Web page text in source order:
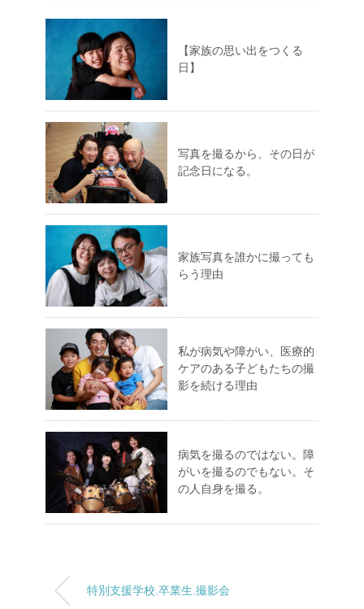
【家族の思い出をつくる
日】
写真を撮るから、その日が
記念日になる。
家族写真を誰かに撮っても
らう理由
私が病気や障がい、医療的
ケアのある子どもたちの撮
影を続ける理由
病気を撮るのではない。障
がいを撮るのでもない。そ
の人自身を撮る。
特別支援学校.卒業生.撮影会